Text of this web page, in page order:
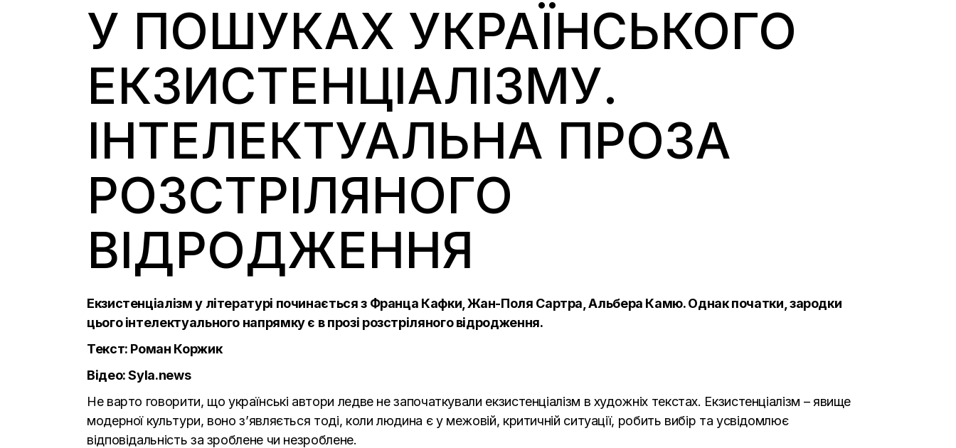
У ПОШУКАХ УКРАЇНСЬКОГО
ЕКЗИСТЕНЦІАЛІЗМУ.
ІНТЕЛЕКТУАЛЬНА ПРОЗА
РОЗСТРІЛЯНОГО
ВІДРОДЖЕННЯ
Екзистенціалізм у літературі починається з Франца Кафки, Жан-Поля Сартра, Альбера Камю. Однак початки, зародки
цього інтелектуального напрямку є в прозі розстріляного відродження.
Текст: Роман Коржик
Відео:Syla.news
Не варто говорити, що українські автори ледве не започаткували екзистенціалізм в художніх текстах. Екзистенціалізм – явище
модерної культури, воно з’являється тоді, коли людина є у межовій, критичній ситуації, робить вибір та усвідомлює
відповідальність за зроблене чи незроблене.